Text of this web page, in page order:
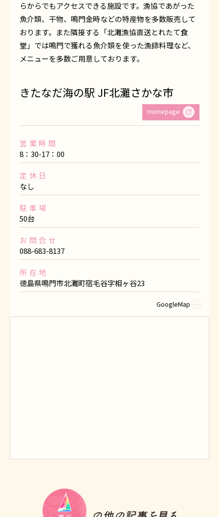
らからでもアクセスできる施設です。漁協であがった
魚介類、干物、鳴門金時などの特産物を多数販売して
おります。また隣接する「北灘漁協直送とれたて食
堂」では鳴門で獲れる魚介類を使った漁師料理など、
メニューを多数ご用意しております。
きたなだ海の駅 JF北灘さかな市
Homepage
営業時間
8：30-17：00
定休日
なし
駐車場
50台
お問合せ
088-683-8137
所在地
徳島県鳴門市北灘町宿毛谷字相ヶ谷23
GoogleMap